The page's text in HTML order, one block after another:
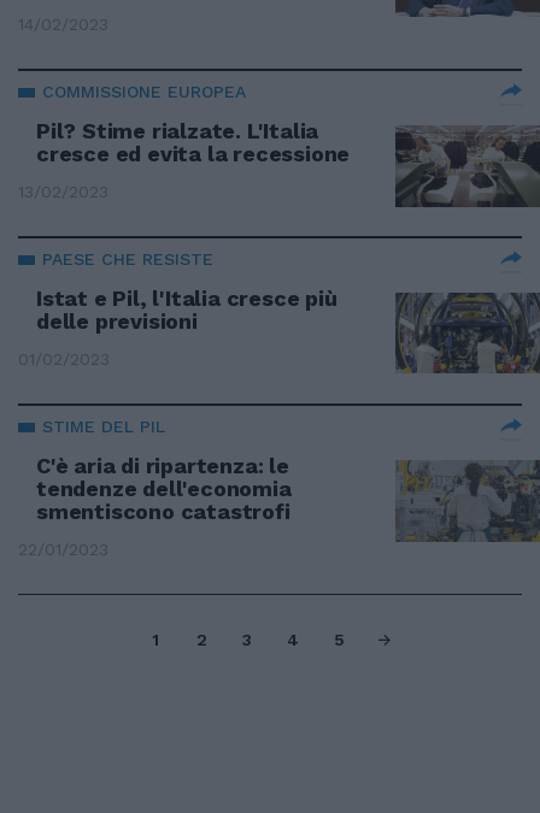
14/02/2023
COMMISSIONE EUROPEA
Pil? Stime rialzate. L'Italia
cresce ed evita la recessione
13/02/2023
PAESE CHE RESISTE
Istat e Pil, l'Italia cresce più
delle previsioni
01/02/2023
STIME DEL PIL
C'è aria di ripartenza: le
tendenze dell'economia
smentiscono catastrofi
22/01/2023
1 2 3 4 5